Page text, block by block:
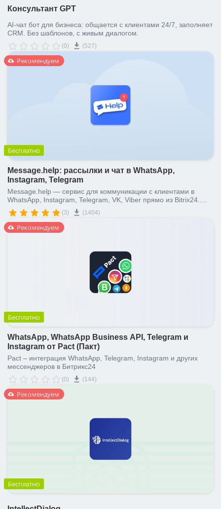
Консультант GPT
AI-чат бот для бизнеса: общается с клиентами 24/7, заполняет
CRM. Без шаблонов, с живым диалогом.
(0) (527)
Рекомендуем
Бесплатно
Message.help: рассылки и чат в WhatsApp,
Instagram, Telegram
Message.help — сервис для коммуникации с клиентами в
WhatsApp, Instagram, Telegram, VK, Viber прямо из Bitrix24.
Мессенджер со всеми вашими чатами, автоматические
рассылки и чатбот.
(3) (1404)
Рекомендуем
Бесплатно
WhatsApp, WhatsApp Business API, Telegram и
Instagram от Pact (Пакт)
Pact – интеграция WhatsApp, Telegram, Instagram и других
мессенджеров в Битрикс24
(0) (144)
Рекомендуем
Бесплатно